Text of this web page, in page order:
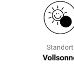
Standort